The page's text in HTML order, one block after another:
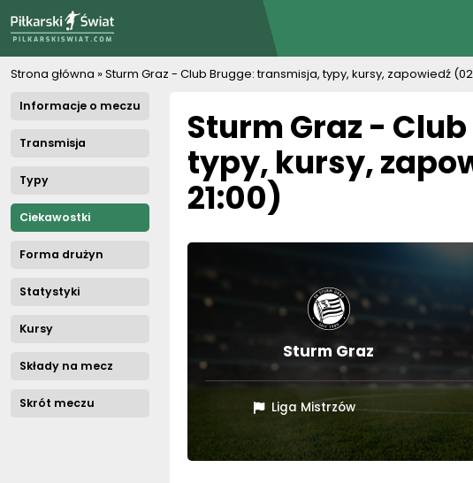
Strona główna »Sturm Graz - Club Brugge: transmisja, typy, kursy, zapowiedź
Informacje o meczu
Transmisja
Typy
Ciekawostki
Forma drużyn
Statystyki
Kursy
Składy na mecz
Skrót meczu
Sturm Graz -
typy, kursy,
21:00)
Sturm Graz
Liga Mistrzów